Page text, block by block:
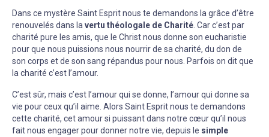
Dans ce mystère Saint Esprit nous te demandons la grâce d’être
renouvelés dans lavertu théologale de Charité. Car c’est par
charité pure les amis, que le Christ nous donne son eucharistie
pour que nous puissions nous nourrir de sa charité, du don de
son corps et de son sang répandus pour nous. Parfois on dit que
la charité c’est l’amour.
C’est sûr, mais c’est l’amour qui se donne, l’amour qui donne sa
vie pour ceux qu’il aime. Alors Saint Esprit nous te demandons
cette charité, cet amour si puissant dans notre cœur qu’il nous
fait nous engager pour donner notre vie, depuis le simple